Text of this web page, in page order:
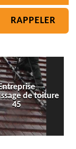
Isolation toiture 45